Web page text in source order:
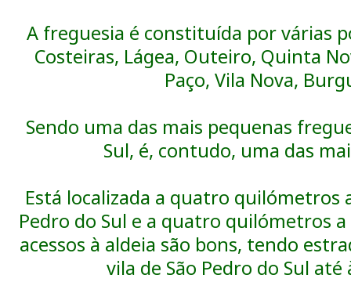
A freguesia é constituída por várias
Costeiras, Lágea, Outeiro, Quinta
Paço, Vila Nova,
Sendo uma das mais pequenas
Sul, é, contudo, uma das
Está localizada a quatro quilómetros
Pedro do Sul e a quatro quilómetros
acessos à aldeia são bons, tendo
vila de São Pedro do Sul